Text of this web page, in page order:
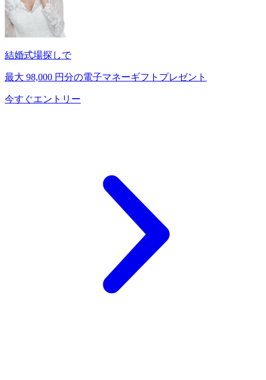
結婚式場探しで
最大 98,000 円分の電子マネーギフトプレゼント
今すぐエントリー